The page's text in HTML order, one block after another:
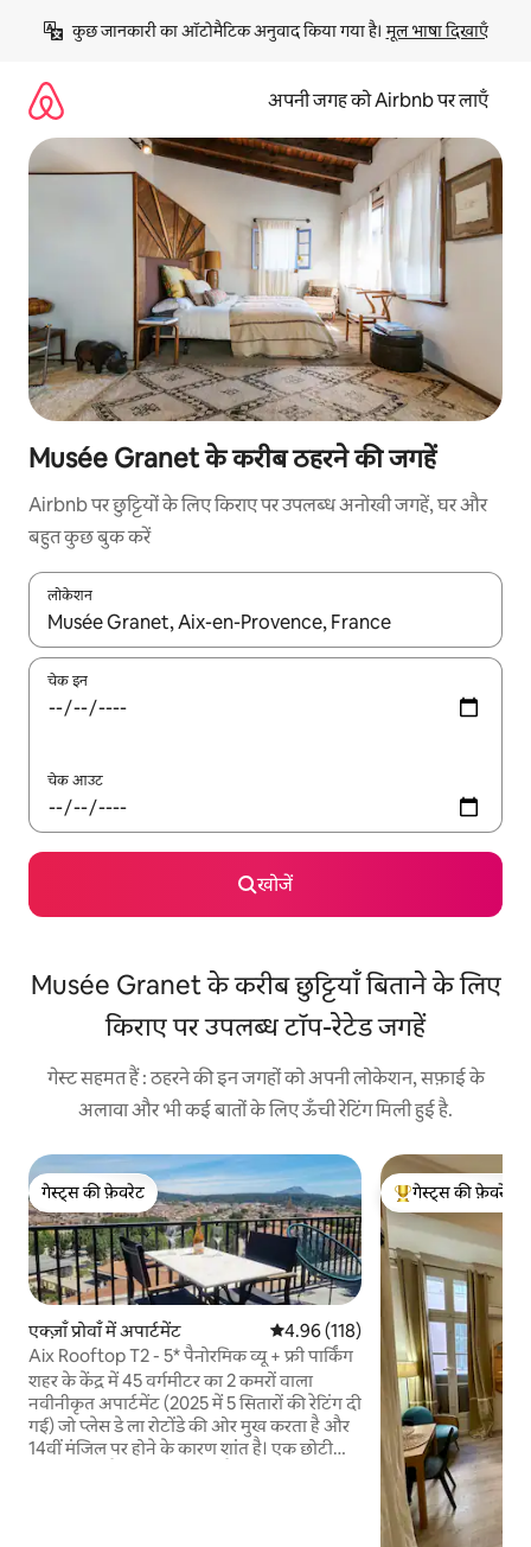
छोड़कर
कॉन्टेंट
कुछ जानकारी का ऑटोमैटिक अनुवाद किया गया है। मूल भाषा दिखाएँ
अपनी जगह को Airbnb पर लाएँ
Musée Granet के करीब ठहरने की जगहें
Airbnb पर छुट्टियों के लिए किराए पर उपलब्ध अनोखी जगहें, घर और
बहुत कुछ बुक करें
लोकेशन
नतीजों के उपलब्ध होने पर, अप और डाउन 'ऐरो की' का इस्तेमाल करके नेविगेट
चेक इन
चेक आउट
खोजें
Musée Granet के करीब छुट्टियाँ बिताने के लिए
किराए पर उपलब्ध टॉप-रेटेड जगहें
गेस्ट सहमत हैं : ठहरने की इन जगहों को अपनी लोकेशन, सफ़ाई के
अलावा और भी कई बातों के लिए ऊँची रेटिंग मिली हुई है.
गेस्ट्स की फ़ेवरेट
गेस्ट्स की फ़ेवरेट
एक्ज़ाँ प्रोवाँ में अपार्टमेंट औसत रेटिंग 5 में से 4.96, 118 समीक्षाएँ
4.96 (118)
Aix Rooftop T2 - 5* पैनोरमिक व्यू + फ्री पार्किंग
शहर के केंद्र में 45 वर्गमीटर का 2 कमरों वाला
नवीनीकृत अपार्टमेंट (2025 में 5 सितारों की रेटिंग दी
गई) जो प्लेस डे ला रोटोंडे की ओर मुख करता है और
14वीं मंजिल पर होने के कारण शांत है। एक छोटी
गेस्ट्स का टॉप फ़ेवरेट
गेस्ट्स की फ़ेवरेट